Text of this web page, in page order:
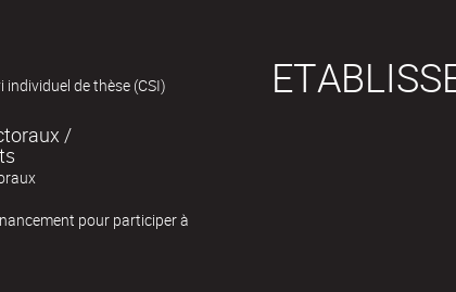
individuel de thèse (CSI)
/
pour participer à